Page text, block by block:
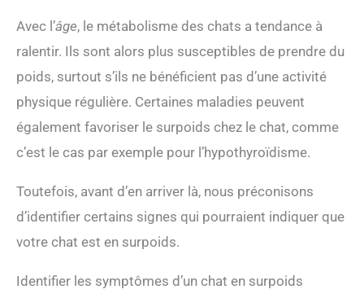
Avec l’âge, le métabolisme des chats a tendance à
ralentir. Ils sont alors plus susceptibles de prendre du
poids, surtout s’ils ne bénéficient pas d’une activité
physique régulière. Certaines maladies peuvent
également favoriser le surpoids chez le chat, comme
c’est le cas par exemple pour l’hypothyroïdisme.
Toutefois, avant d’en arriver là, nous préconisons
d’identifier certains signes qui pourraient indiquer que
votre chat est en surpoids.
Identifier les symptômes d’un chat en surpoids